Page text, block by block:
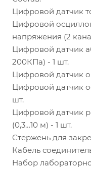
Цифровой датчик
Цифровой
напряжения (2
Цифровой датчик
200КПа) - 1 шт.
Цифровой датчик
Цифровой датчик
шт.
Цифровой датчик
(0,3…10 м) - 1 шт.
Стержень для
Кабель
Набор